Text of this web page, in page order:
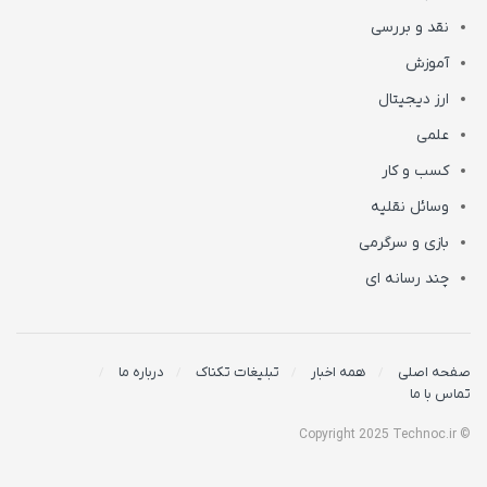
نقد و بررسی
آموزش
ارز دیجیتال
علمی
کسب و کار
وسائل نقلیه
بازی و سرگرمی
چند رسانه ای
صفحه اصلی همه اخبار تبلیغات تکناک
درباره ما
تماس با ما
© Copyright 2025 Technoc.ir